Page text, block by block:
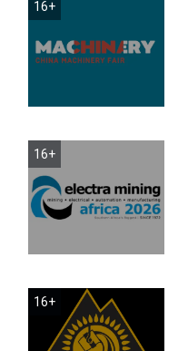
16+
16+
16+